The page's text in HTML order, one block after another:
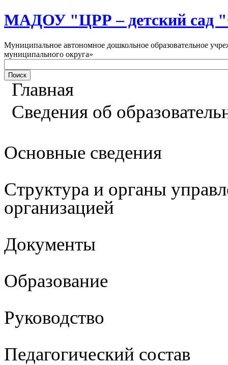
МАДОУ "ЦРР – детский
Муниципальное автономное дошкольное образовательное
муниципального округа»
Главная
Сведения об
Основные сведения
Структура и органы
организацией
Документы
Образование
Руководство
Педагогический состав